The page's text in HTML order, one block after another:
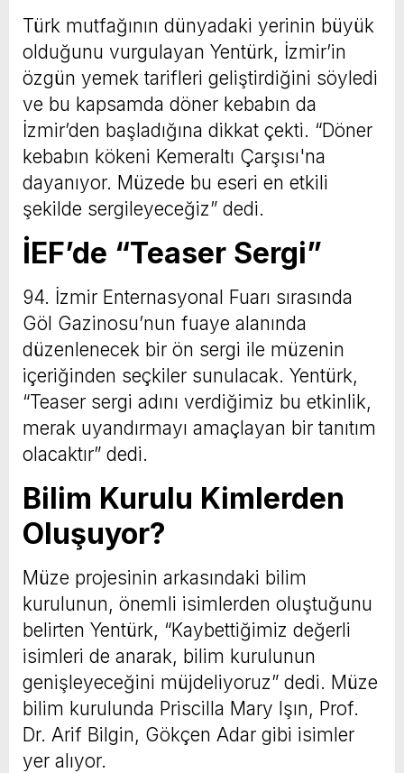
Türk mutfağının dünyadaki yerinin büyük
olduğunu vurgulayan Yentürk, İzmir’in
özgün yemek tarifleri geliştirdiğini söyledi
ve bu kapsamda döner kebabın da
İzmir’den başladığına dikkat çekti. “Döner
kebabın kökeni Kemeraltı Çarşısı'na
dayanıyor. Müzede bu eseri en etkili
şekilde sergileyeceğiz” dedi.
İEF’de “Teaser Sergi”
94. İzmir Enternasyonal Fuarı sırasında
Göl Gazinosu’nun fuaye alanında
düzenlenecek bir ön sergi ile müzenin
içeriğinden seçkiler sunulacak. Yentürk,
“Teaser sergi adını verdiğimiz bu etkinlik,
merak uyandırmayı amaçlayan bir tanıtım
olacaktır” dedi.
Bilim Kurulu Kimlerden
Oluşuyor?
Müze projesinin arkasındaki bilim
kurulunun, önemli isimlerden oluştuğunu
belirten Yentürk, “Kaybettiğimiz değerli
isimleri de anarak, bilim kurulunun
genişleyeceğini müjdeliyoruz” dedi. Müze
bilim kurulunda Priscilla Mary Işın, Prof.
Dr. Arif Bilgin, Gökçen Adar gibi isimler
yer alıyor.